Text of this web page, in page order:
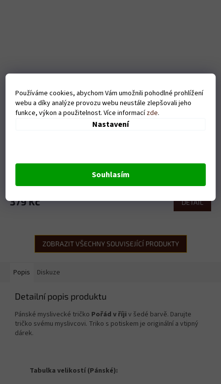
Používáme cookies, abychom Vám umožnili pohodlné prohlížení
webu a díky analýze provozu webu neustále zlepšovali jeho
funkce, výkon a použitelnost. Více informacízde.
Nastavení
Souhlasím
379 Kč DETAIL
ZOBRAZIT VŠECHNY SOUVISEJÍCÍ PRODUKTY
Popis Diskuze
Detailní popis produktu
Pánské myslivecké tričko Pořád v říji v šedé barvě. Darujte
tričko svému myslivcovi. Triko s potiskem je originální a vtipný
dárek.
Tabulka velikostí (Pánské):